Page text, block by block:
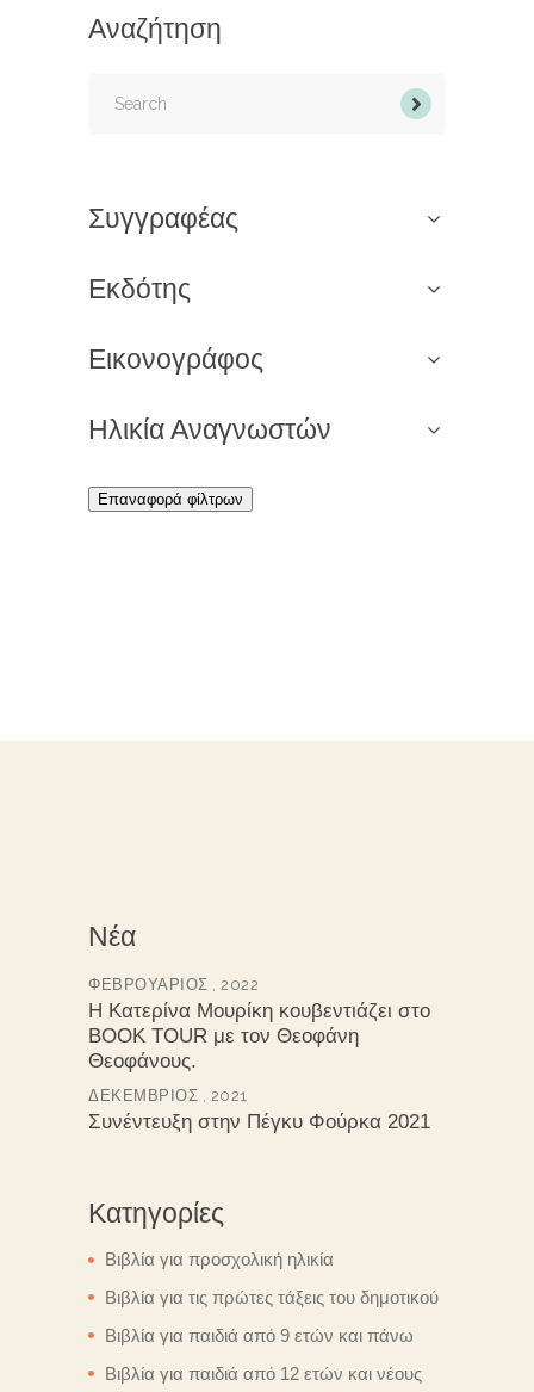
Αναζήτηση
Συγγραφέας
Εκδότης
Εικονογράφος
Ηλικία Αναγνωστών
Επαναφορά φίλτρων
Νέα
ΦΕΒΡΟΥΆΡΙΟΣ , 2022
Η Κατερίνα Μουρίκη κουβεντιάζει στο
BOOK TOUR με τον Θεοφάνη
Θεοφάνους.
ΔΕΚΈΜΒΡΙΟΣ , 2021
Συνέντευξη στην Πέγκυ Φούρκα 2021
Κατηγορίες
Βιβλία για προσχολική ηλικία
Βιβλία για τις πρώτες τάξεις του δημοτικού
Βιβλία για παιδιά από 9 ετών και πάνω
Βιβλία για παιδιά από 12 ετών και νέους